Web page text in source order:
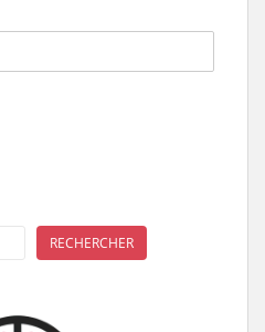
RECHERCHER